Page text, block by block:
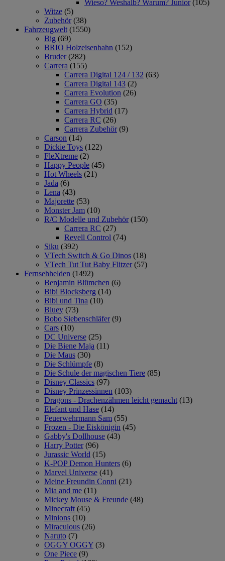
Wieso? Weshalb? Warum? Junior (105)
Witze (5)
Zubehör (38)
Fahrzeugwelt (1550)
Big (69)
BRIO Holzeisenbahn (152)
Bruder (282)
Carrera (155)
Carrera Digital 124 / 132 (63)
Carrera Digital 143 (2)
Carrera Evolution (26)
Carrera GO (35)
Carrera Hybrid (17)
Carrera RC (26)
Carrera Zubehör (9)
Carson (14)
Dickie Toys (122)
FleXtreme (2)
Happy People (45)
Hot Wheels (21)
Jada (6)
Lena (43)
Majorette (53)
Monster Jam (10)
R/C Modelle und Zubehör (150)
Carrera RC (27)
Revell Control (74)
Siku (392)
VTech Switch & Go Dinos (18)
VTech Tut Tut Baby Flitzer (57)
Fernsehhelden (1492)
Benjamin Blümchen (6)
Bibi Blocksberg (14)
Bibi und Tina (10)
Bluey (73)
Bobo Siebenschläfer (9)
Cars (10)
DC Universe (25)
Die Biene Maja (11)
Die Maus (30)
Die Schlümpfe (8)
Die Schule der magischen Tiere (85)
Disney Classics (97)
Disney Prinzessinnen (103)
Dragons - Drachenzähmen leicht gemacht (13)
Elefant und Hase (14)
Feuerwehrmann Sam (55)
Frozen - Die Eiskönigin (45)
Gabby's Dollhouse (43)
Harry Potter (96)
Jurassic World (15)
K-POP Demon Hunters (6)
Marvel Universe (41)
Meine Freundin Conni (21)
Mia and me (11)
Mickey Mouse & Freunde (48)
Minecraft (45)
Minions (10)
Miraculous (26)
Naruto (7)
OGGY OGGY (3)
One Piece (9)